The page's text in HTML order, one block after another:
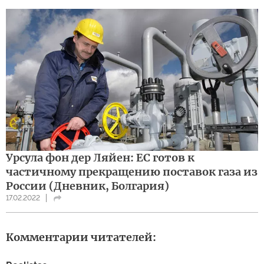
Урсула фон дер Ляйен: ЕС готов к
частичному прекращению поставок газа из
России (Дневник, Болгария)
17.02.2022
Комментарии читателей: